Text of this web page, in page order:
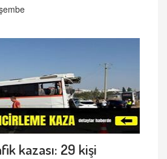
kazası: 29 kişi